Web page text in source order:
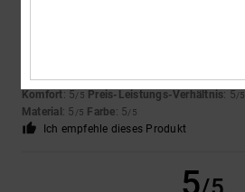
Sehr bequem, lässig und gleichzeitig schick
Komfort: 5/5 Preis-Leistungs-Verhältnis: 5/5
Material : 5 /5 Farbe: 5/5
Ich empfehle dieses Produkt